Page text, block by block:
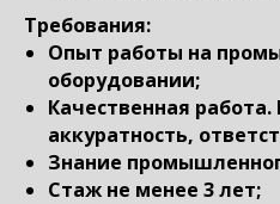
Требования:
Опыт работы на
оборудовании;
Качественная
аккуратность,
Знание
Стаж не менее 3 лет;